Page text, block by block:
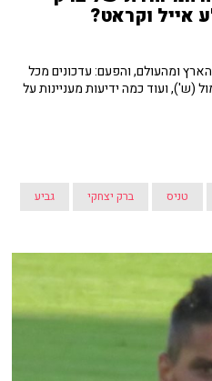
אייל וקראט?
ומהעולם, והפעם: עדכונים מכל
(ש'), ועוד כמה ידיעות מעניינות על
טניס ברק יצחקי גביע